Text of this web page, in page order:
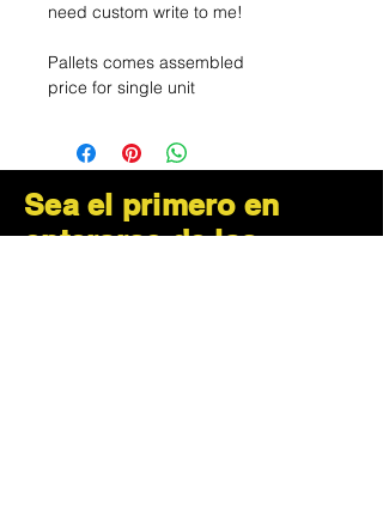
need custom write to me!
Pallets comes assembled
price for single unit
Sea el primero en
enterarse de las